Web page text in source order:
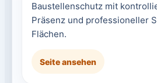
Baustellenschutz mit
Präsenz und professioneller
Flächen.
Seite ansehen